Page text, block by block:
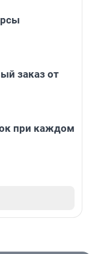
заказ от
при каждом